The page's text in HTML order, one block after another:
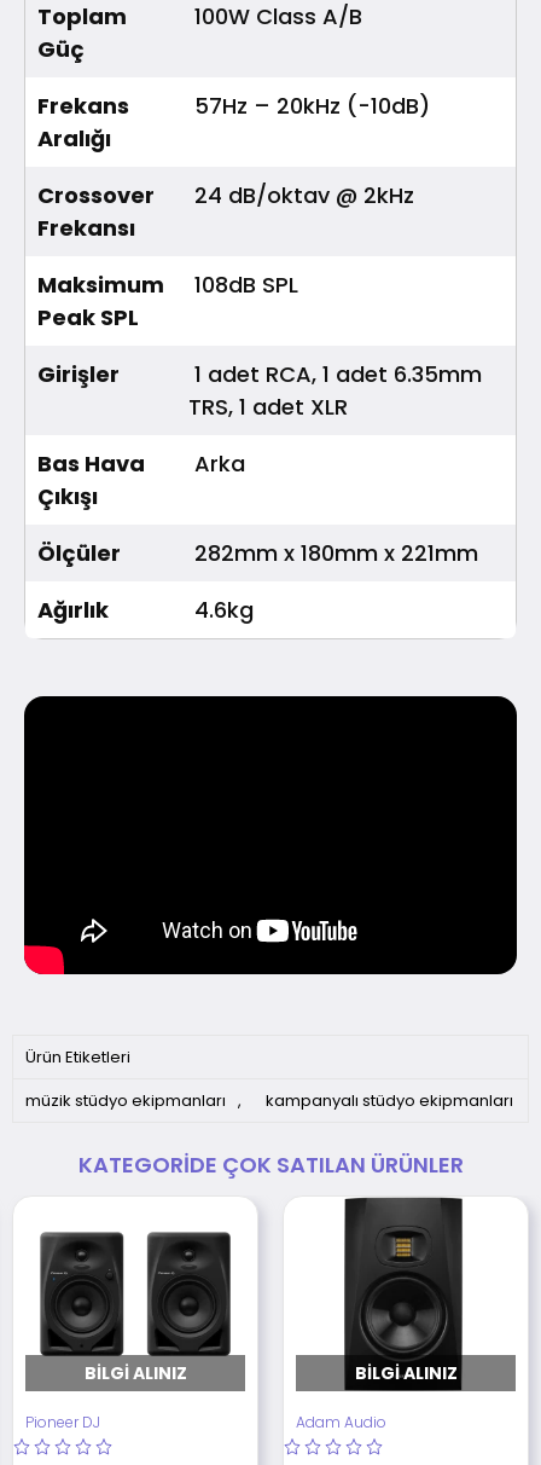
Toplam
Güç
100W Class A/B
Frekans
Aralığı
57Hz – 20kHz (-10dB)
Crossover
Frekansı
24 dB/oktav @ 2kHz
Maksimum
Peak SPL
108dB SPL
Girişler
1 adet RCA, 1 adet 6.35mm
TRS, 1 adet XLR
Bas Hava
Çıkışı
Arka
Ölçüler
282mm x 180mm x 221mm
Ağırlık
4.6kg
Ürün Etiketleri
müzik stüdyo ekipmanları , kampanyalı stüdyo ekipmanları
KATEGORIDE ÇOK SATILAN ÜRÜNLER
BILGI ALINIZ
Pioneer DJ
BILGI ALINIZ
Adam Audio